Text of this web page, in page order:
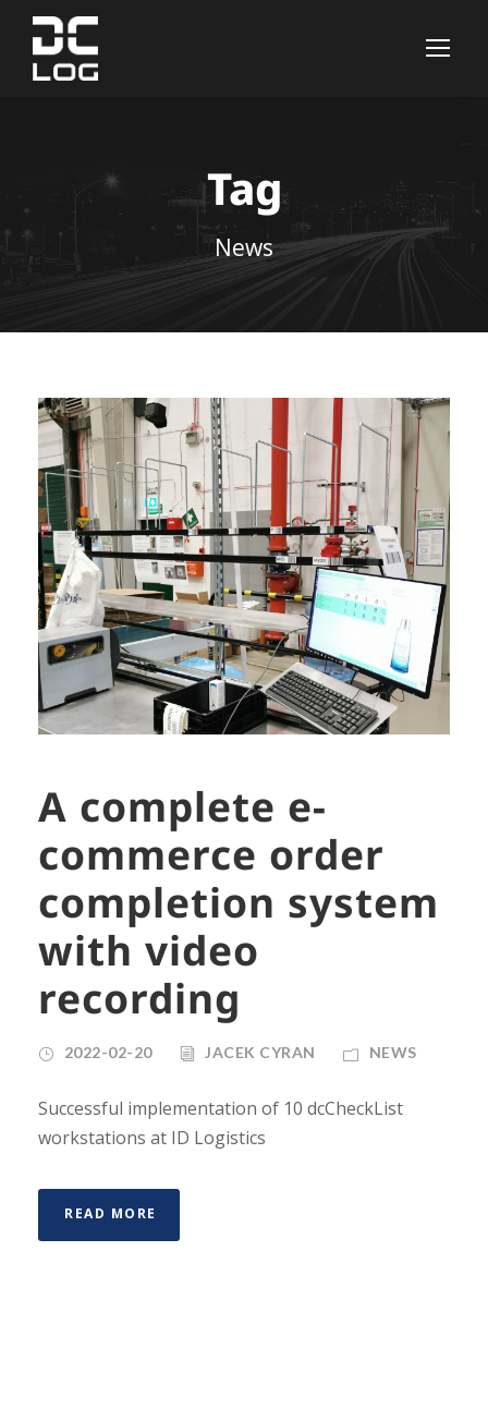
Tag
News
A complete e-
commerce order
completion system
with video
recording
2022-02-20 JACEK CYRAN NEWS
Successful implementation of 10 dcCheckList
workstations at ID Logistics
READ MORE